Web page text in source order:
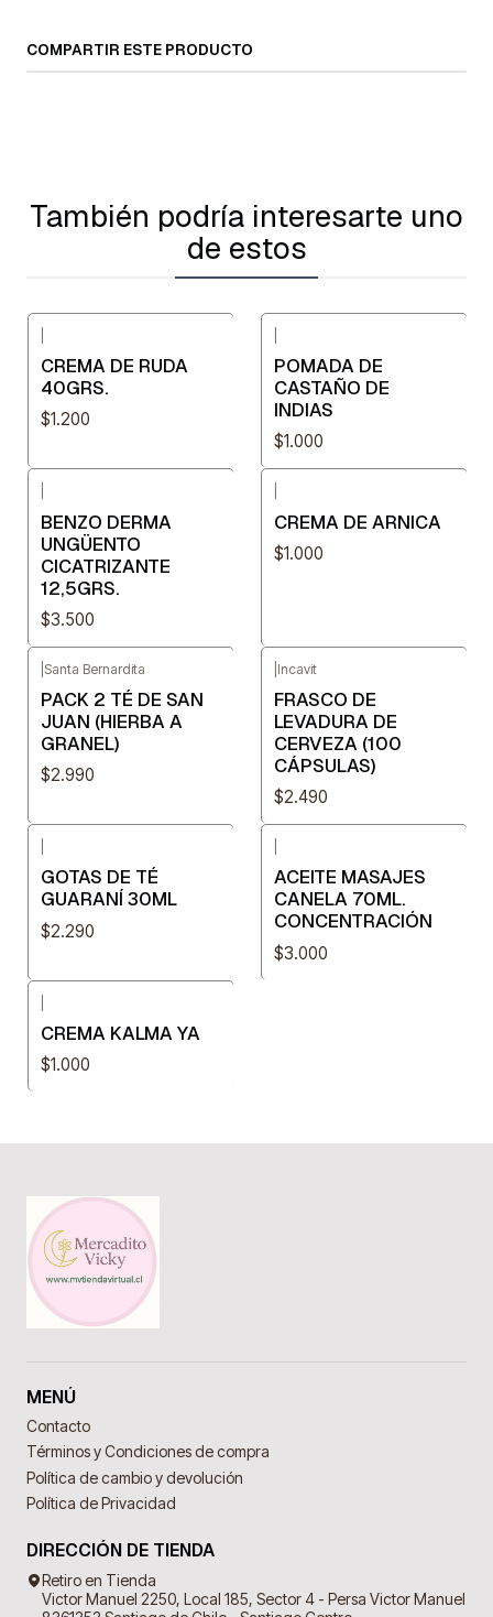
COMPARTIR ESTE PRODUCTO
También podría interesarte uno
de estos
CREMA DE RUDA
40GRS.
$1.200
POMADA DE
CASTAÑO DE
INDIAS
$1.000
BENZO DERMA
UNGÜENTO
CICATRIZANTE
12,5GRS.
$3.500
CREMA DE ARNICA
$1.000
Santa Bernardita
PACK 2 TÉ DE SAN
JUAN (HIERBA A
GRANEL)
$2.990
Incavit
FRASCO DE
LEVADURA DE
CERVEZA (100
CÁPSULAS)
$2.490
GOTAS DE TÉ
GUARANÍ 30ML
$2.290
ACEITE MASAJES
CANELA 70ML.
CONCENTRACIÓN
$3.000
CREMA KALMA YA
$1.000
MENÚ
Contacto
Términos y Condiciones de compra
Política de cambio y devolución
Política de Privacidad
DIRECCIÓN DE TIENDA
Retiro en Tienda
Victor Manuel 2250, Local 185, Sector 4 - Persa Victor Manuel